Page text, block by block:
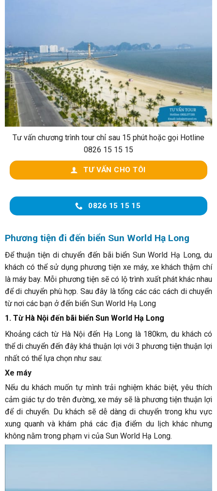
Tư vấn chương trình tour chỉ sau 15 phút hoặc gọi Hotline
0826 15 15 15
TƯ VẤN CHO TÔI
0826 15 15 15
Phương tiện đi đến biển Sun World Hạ Long
Để thuận tiện di chuyển đến bãi biển Sun World Hạ Long, du
khách có thể sử dụng phương tiện xe máy, xe khách thậm chí
là máy bay. Mỗi phương tiện sẽ có lộ trình xuất phát khác nhau
để di chuyển phù hợp. Sau đây là tổng các các cách di chuyển
từ nơi các bạn ở đến biển Sun World Hạ Long
1. Từ Hà Nội đến bãi biển Sun World Hạ Long
Khoảng cách từ Hà Nội đến Hạ Long là 180km, du khách có
thể di chuyển đến đây khá thuận lợi với 3 phương tiện thuận lợi
nhất có thể lựa chọn như sau:
Xe máy
Nếu du khách muốn tự mình trải nghiệm khác biệt, yêu thích
cảm giác tự do trên đường, xe máy sẽ là phương tiện thuận lợi
để di chuyển. Du khách sẽ dễ dàng di chuyển trong khu vực
xung quanh và khám phá các địa điểm du lịch khác nhưng
không nằm trong phạm vi của Sun World Hạ Long.